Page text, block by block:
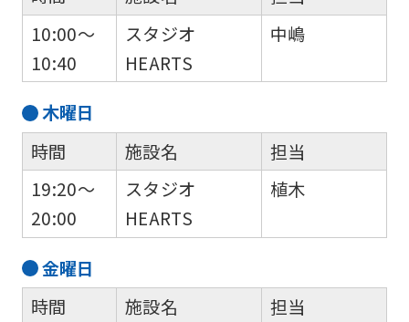
10:00～
10:40
スタジオ
HEARTS
中嶋
木曜日
時間
19:20～
20:00
施設名
スタジオ
HEARTS
担当
植木
金曜日
時間
施設名
担当